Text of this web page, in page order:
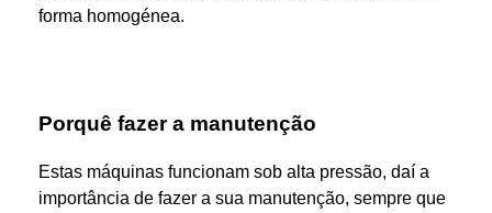
forma homogénea.
Porquê fazer a manutenção
Estas máquinas funcionam sob alta pressão, daí a
importância de fazer a sua manutenção, sempre que